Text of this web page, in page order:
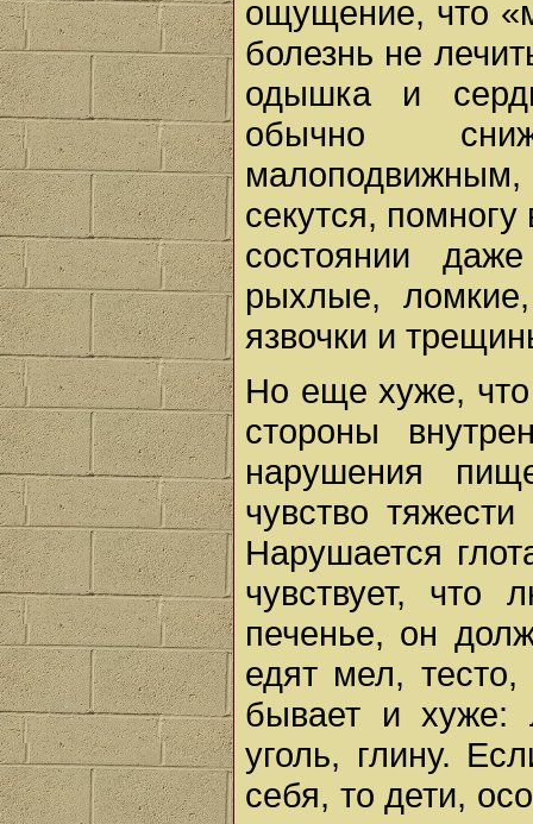
ощущение, что
болезнь не
одышка и
обычно
секутся,
состоянии
рыхлые,
язвочки и
Но еще хуже,
стороны
нарушения
чувство
Нарушается
чувствует, что
печенье, он
едят мел,
бывает и хуже:
уголь, глину.
себя, то дети,